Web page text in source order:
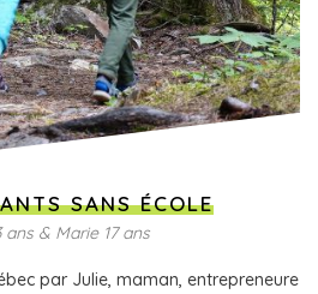
SANS ÉCOLE
ans & Marie 17 ans
par Julie, maman, entrepreneure